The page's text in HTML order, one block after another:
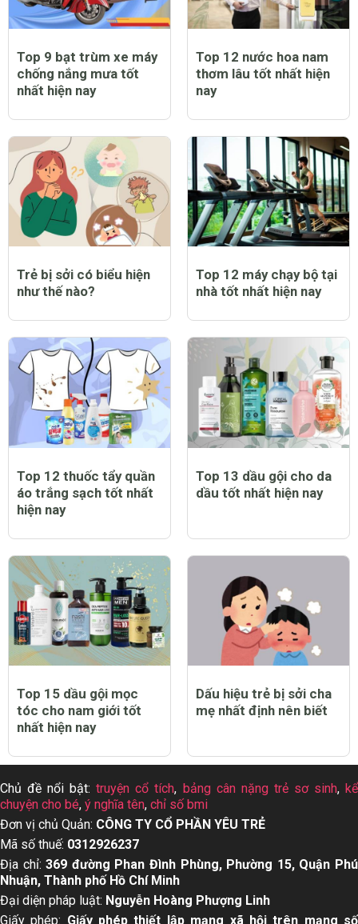
Top 9 bạt trùm xe máy
chống nắng mưa tốt
nhất hiện nay
Top 12 nước hoa nam
thơm lâu tốt nhất hiện
nay
Trẻ bị sởi có biểu hiện
như thế nào?
Top 12 máy chạy bộ tại
nhà tốt nhất hiện nay
Top 12 thuốc tẩy quần
áo trắng sạch tốt nhất
hiện nay
Top 13 dầu gội cho da
dầu tốt nhất hiện nay
Top 15 dầu gội mọc
tóc cho nam giới tốt
nhất hiện nay
Dấu hiệu trẻ bị sởi cha
mẹ nhất định nên biết
Chủ đề nổi bật:truyện cổ tích, bảng cân nặng trẻ sơ sinh,kể
chuyện cho bé, ý nghĩa tên, chỉ số bmi
Đơn vị chủ Quản: CÔNG TY CỔ PHẦN YÊU TRẺ
Mã số thuế: 0312926237
Địa chỉ:369 đường Phan Đình Phùng, Phường 15, Quận Phú
Nhuận, Thành phố Hồ Chí Minh
Đại diện pháp luật: Nguyễn Hoàng Phượng Linh
Giấy phép: Giấy phép thiết lập mạng xã hội trên mạng số